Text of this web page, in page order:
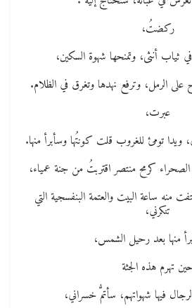
ركضتُ،
أنثى، وتمنحها شهوة السكين،
على الرمل، وترفع نهدها وتغرق في الظلام.
عبرت،
تومئ للغروب قلت كونتُها وسأبرأ منها.
كرمح منتصر اقتربتُ من جنة عمياء،
ساعة البيت والعتمة البنفسجية التي
تنكرني،
منها بعد رحيل الشمس،
حين تهرم هذه الجثة
فيها شهواتهم، سأتمُّ خسراني،